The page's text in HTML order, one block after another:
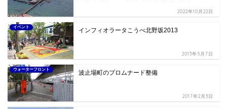
2022年10月22日
イベント インフィオラータこうべ北野坂2013
2013年5月7日
ウォーターフロント 波止場町のプロムナード整備
2017年2月3日